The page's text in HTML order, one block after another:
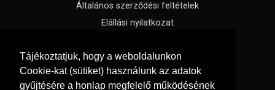
Tájékoztatjuk, hogy a weboldalunkon
Cookie-kat (sütiket) használunk az adatok
gyűjtésére a honlap megfelelő működésének
Általános szerződési feltételek
Elállási nyilatkozat
Süti beállítások